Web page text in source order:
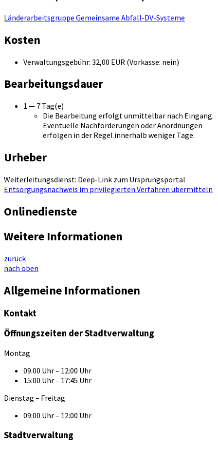
Länderarbeitsgruppe Gemeinsame Abfall-DV-Systeme
Kosten
Verwaltungsgebühr: 32,00 EUR (Vorkasse: nein)
Bearbeitungsdauer
1 — 7 Tag(e)
Die Bearbeitung erfolgt unmittelbar nach Eingang.
Eventuelle Nachforderungen oder Anordnungen
erfolgen in der Regel innerhalb weniger Tage.
Urheber
Weiterleitungsdienst: Deep-Link zum Ursprungsportal
Entsorgungsnachweis im privilegierten Verfahren übermitteln
Onlinedienste
Weitere Informationen
zurück
nach oben
Allgemeine Informationen
Kontakt
Öffnungszeiten der Stadtverwaltung
Montag
09.00 Uhr – 12:00 Uhr
15:00 Uhr – 17:45 Uhr
Dienstag – Freitag
09:00 Uhr – 12:00 Uhr
Stadtverwaltung